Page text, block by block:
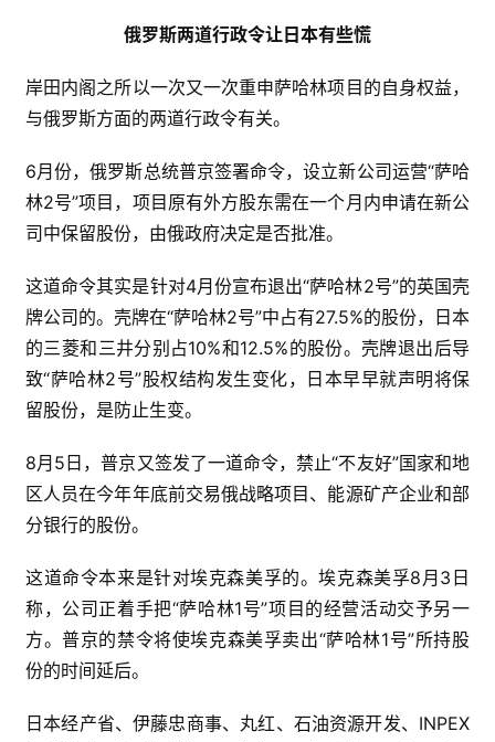
俄罗斯两道行政令让日本有些慌
岸田内阁之所以一次又一次重申萨哈林项目的自身权益，
与俄罗斯方面的两道行政令有关。
6月份，俄罗斯总统普京签署命令，设立新公司运营“萨哈
林2号”项目，项目原有外方股东需在一个月内申请在新公
司中保留股份，由俄政府决定是否批准。
这道命令其实是针对4月份宣布退出“萨哈林2号”的英国壳
牌公司的。壳牌在“萨哈林2号”中占有27.5%的股份，日本
的三菱和三井分别占10%和12.5%的股份。壳牌退出后导
致“萨哈林2号”股权结构发生变化，日本早早就声明将保
留股份，是防止生变。
8月5日，普京又签发了一道命令，禁止“不友好”国家和地
区人员在今年年底前交易俄战略项目、能源矿产企业和部
分银行的股份。
这道命令本来是针对埃克森美孚的。埃克森美孚8月3日
称，公司正着手把“萨哈林1号”项目的经营活动交予另一
方。普京的禁令将使埃克森美孚卖出“萨哈林1号”所持股
份的时间延后。
日本经产省、伊藤忠商事、丸红、石油资源开发、INPEX